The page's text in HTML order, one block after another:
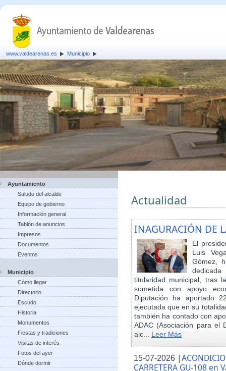
www.valdearenas.es Municipio
Ayuntamiento
Saludo del alcalde
Equipo de gobierno
Información general
Tablón de anuncios
Impresos
Documentos
Eventos
Municipio
Cómo llegar
Directorio
Escudo
Historia
Monumentos
Fiestas y tradiciones
Visitas de interés
Fotos del ayer
Dónde dormir
Actualidad
INAGURACIÓN DE
El
Luis
Gómez,
titularidad municipal, tras
sometida con apoyo
Diputación ha aportado
ejecutada que en su
también ha contado con
ADAC (Asociación para el
alc... Leer Más
15-07-2026 |
CARRETERA GU-108 en